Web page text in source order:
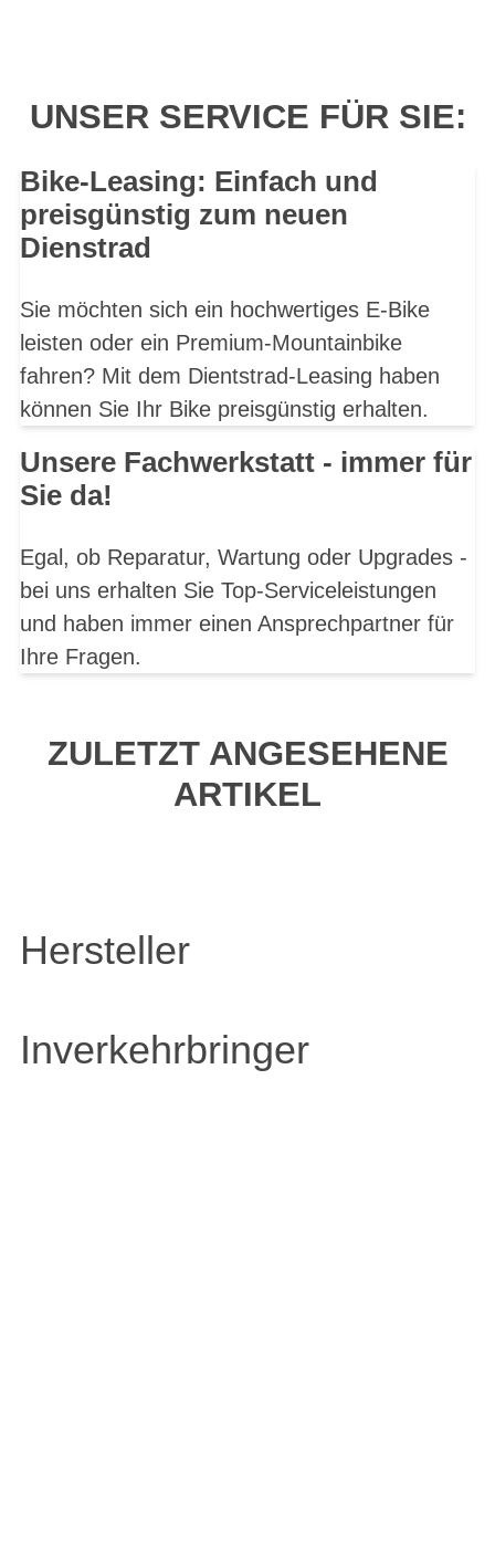
UNSER SERVICE FÜR SIE:
Bike-Leasing: Einfach und
preisgünstig zum neuen
Dienstrad
Sie möchten sich ein hochwertiges E-Bike
leisten oder ein Premium-Mountainbike
fahren? Mit dem Dientstrad-Leasing haben
können Sie Ihr Bike preisgünstig erhalten.
Unsere Fachwerkstatt - immer für
Sie da!
Egal, ob Reparatur, Wartung oder Upgrades -
bei uns erhalten Sie Top-Serviceleistungen
und haben immer einen Ansprechpartner für
Ihre Fragen.
ZULETZT ANGESEHENE
ARTIKEL
Hersteller
Inverkehrbringer